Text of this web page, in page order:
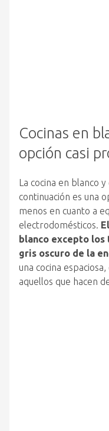
Cocinas en
opción casi
La cocina en blanco
continuación es una
menos en cuanto a
electrodomésticos.
blanco excepto
gris oscuro de la
una cocina
aquellos que hacen